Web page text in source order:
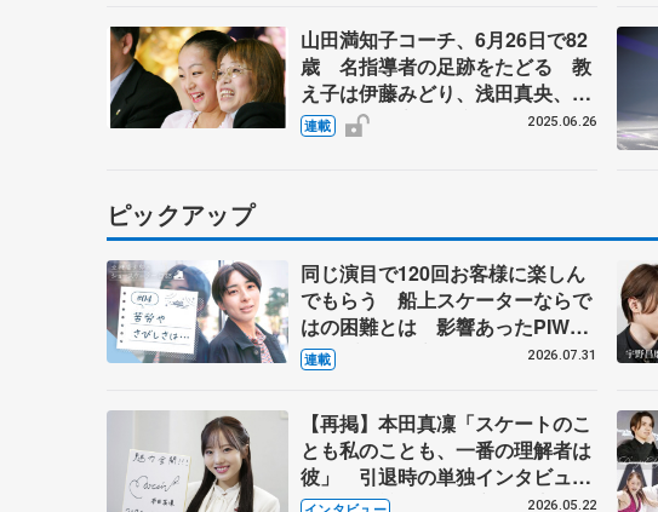
山田満知子コーチ、6月26日で82
歳 名指導者の足跡をたどる 教
え子は伊藤みどり、浅田真央、村
上佳菜子、宇野昌磨ら
連載 2025.06.26
ピックアップ
同じ演目で120回お客様に楽しん
でもらう 船上スケーターならで
はの困難とは 影響あったPIW前
キャプテン松永さんの存在
連載 2026.07.31
【再掲】本田真凜「スケートのこ
とも私のことも、一番の理解者は
彼」 引退時の単独インタビュー
で語った競技人生や家族、恋人、
2026.05.22